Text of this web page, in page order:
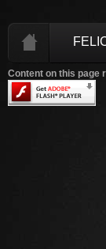
Content on this page